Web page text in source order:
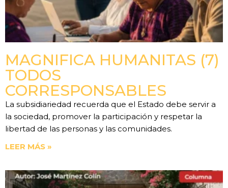
MAGNIFICA HUMANITAS (7)
TODOS
CORRESPONSABLES
La subsidiariedad recuerda que el Estado debe servir a
la sociedad, promover la participación y respetar la
libertad de las personas y las comunidades.
LEER MÁS »